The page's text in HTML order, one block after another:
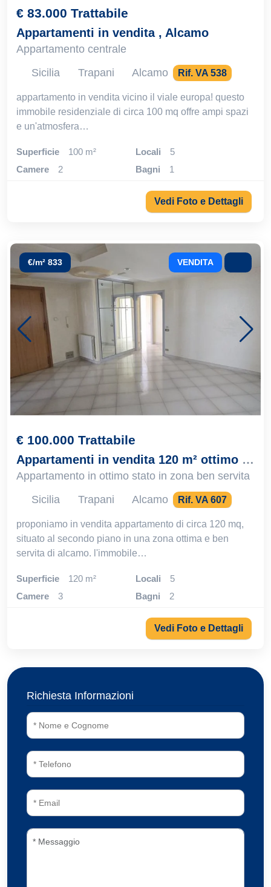
€ 83.000 Trattabile
Appartamenti in vendita , Alcamo
Appartamento centrale
Sicilia
Trapani Alcamo Rif. VA 538
appartamento in vendita vicino il viale europa! questo
immobile residenziale di circa 100 mq offre ampi spazi
e un'atmosfera…
Superficie 100 m² locali
5
camere
2 bagni 1
Vedi Foto e Dettagli
€/m² 833 VENDITA
€ 100.000 Trattabile
Appartamenti in vendita 120 m² ottimo stato, Alcamo
Appartamento in ottimo stato in zona ben servita
Sicilia
Trapani Alcamo Rif. VA 607
proponiamo in vendita appartamento di circa 120 mq,
situato al secondo piano in una zona ottima e ben
servita di alcamo. l'immobile…
Superficie 120 m² locali
5
camere
3 bagni 2
Vedi Foto e Dettagli
Richiesta Informazioni